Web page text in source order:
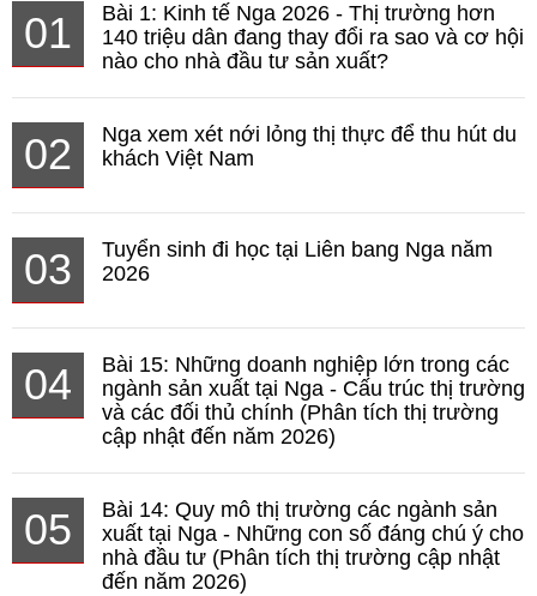
01
Bài 1: Kinh tế Nga 2026 - Thị trường hơn
140 triệu dân đang thay đổi ra sao và cơ hội
nào cho nhà đầu tư sản xuất?
02
Nga xem xét nới lỏng thị thực để thu hút du
khách Việt Nam
03
Tuyển sinh đi học tại Liên bang Nga năm
2026
04
Bài 15: Những doanh nghiệp lớn trong các
ngành sản xuất tại Nga - Cấu trúc thị trường
và các đối thủ chính (Phân tích thị trường
cập nhật đến năm 2026)
05
Bài 14: Quy mô thị trường các ngành sản
xuất tại Nga - Những con số đáng chú ý cho
nhà đầu tư (Phân tích thị trường cập nhật
đến năm 2026)